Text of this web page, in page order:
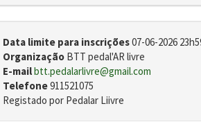
Data limite para inscrições07-06-2026
Organização BTT pedal'AR livre
E-mailbtt.pedalarlivre@gmail.com
Telefone911521075
Registado por Pedalar Liivre